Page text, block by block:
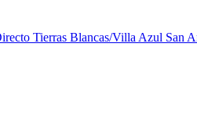
Tierras Blancas/Villa Azul San